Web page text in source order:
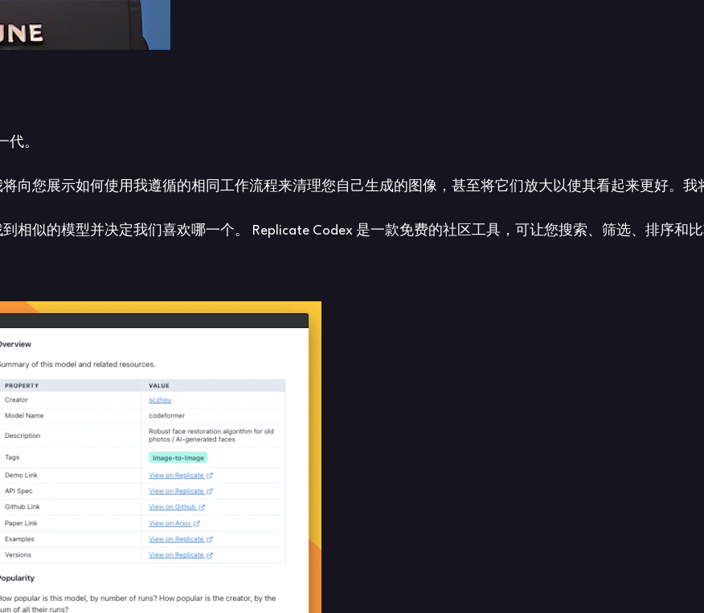
代。
向您展示如何使用我遵循的相同工作流程来清理您自己生成的图像，甚至将它们放大以使其看起来更好。我
相似的模型并决定我们喜欢哪一个。 Replicate Codex 是一款免费的社区工具，可让您搜索、筛选、排序和